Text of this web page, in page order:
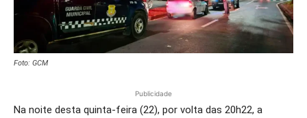
Foto: GCM
Publicidade
Na noite desta quinta-feira (22), por volta das 20h22, a